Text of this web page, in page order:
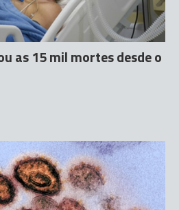
as 15 mil mortes desde o